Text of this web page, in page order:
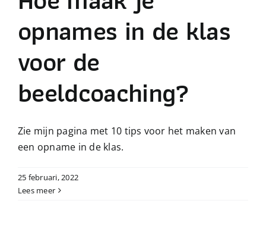
opnames in de klas
voor de
beeldcoaching?
Zie mijn pagina met 10 tips voor het maken van
een opname in de klas.
25 februari, 2022
Lees meer